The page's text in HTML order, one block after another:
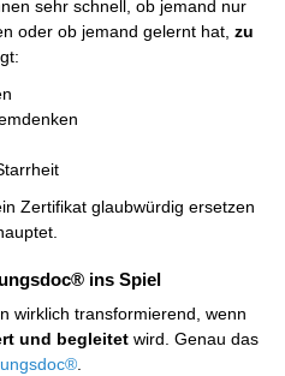
sehr schnell, ob jemand nur
oder ob jemand gelernt hat, zu
Zertifikat glaubwürdig ersetzen
ins Spiel
wirklich transformierend, wenn
und begleitet wird. Genau das
.